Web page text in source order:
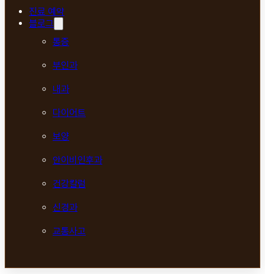
진료 예약
블로그
통증
부인과
내과
다이어트
보양
안이비인후과
건강칼럼
신경과
교통사고